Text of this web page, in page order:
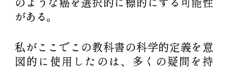
がある。
私がここでこの教科書の科学的定義を意
図的に使用したのは、多くの疑問を持